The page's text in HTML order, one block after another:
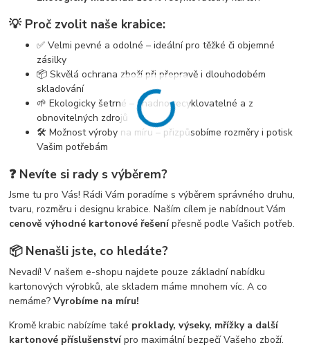
💡 Proč zvolit naše krabice:
✅ Velmi pevné a odolné – ideální pro těžké či objemné
zásilky
📦 Skvělá ochrana zboží při přepravě i dlouhodobém
skladování
🌱 Ekologicky šetrné – snadno recyklovatelné a z
obnovitelných zdrojů
🛠️ Možnost výroby na míru – přizpůsobíme rozměry i potisk
Vašim potřebám
❓ Nevíte si rady s výběrem?
Jsme tu pro Vás! Rádi Vám poradíme s výběrem správného druhu,
tvaru, rozměru i designu krabice. Naším cílem je nabídnout Vám
cenově výhodné kartonové řešenípřesně podle Vašich potřeb.
📦 Nenašli jste, co hledáte?
Nevadí! V našem e-shopu najdete pouze základní nabídku
kartonových výrobků, ale skladem máme mnohem víc. A co
nemáme?Vyrobíme na míru!
Kromě krabic nabízíme také proklady, výseky, mřížky a další
kartonové příslušenstvípro maximální bezpečí Vašeho zboží.